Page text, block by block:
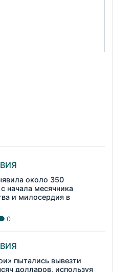
около 350
начала месячника
и милосердия в
0
пытались вывезти
долларов, используя